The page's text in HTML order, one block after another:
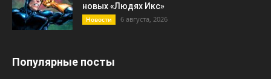
новых «Людях Икс»
Новости 6 августа, 2026
Популярные посты